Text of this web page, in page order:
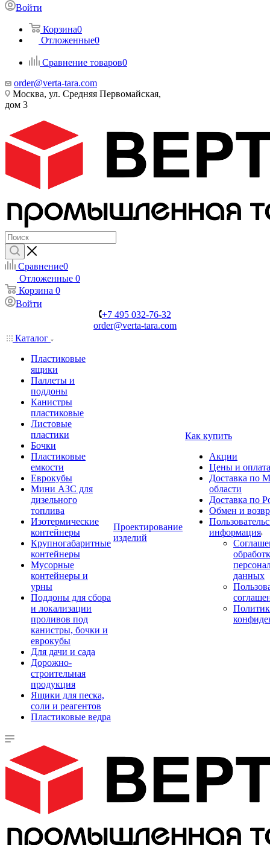
Войти
Корзина0
Отложенные0
Сравнение товаров0
order@verta-tara.com
Москва, ул. Средняя Первомайская,
дом 3
Сравнение0
Отложенные 0
Корзина 0
Войти
+7 495 032-76-32
order@verta-tara.com
Каталог
Пластиковые
ящики
Паллеты и
поддоны
Канистры
пластиковые
Листовые
пластики
Бочки
Пластиковые
емкости
Еврокубы
Мини АЗС для
дизельного
топлива
Изотермические
контейнеры
Крупногабаритные
контейнеры
Мусорные
контейнеры и
урны
Поддоны для сбора
и локализации
проливов под
канистры, бочки и
еврокубы
Для дачи и сада
Дорожно-
строительная
продукция
Ящики для песка,
соли и реагентов
Пластиковые ведра
Проектирование
изделий
Как купить
Акции
Цены и оплата
Доставка по
области
Доставка по
Обмен и
информация
данных